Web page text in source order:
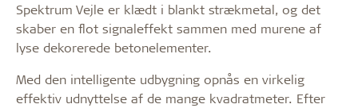
Spektrum Vejle er klædt i blankt strækmetal, og det
skaber en flot signaleffekt sammen med murene af
lyse dekorerede betonelementer.
Med den intelligente udbygning opnås en virkelig
effektiv udnyttelse af de mange kvadratmeter. Efter